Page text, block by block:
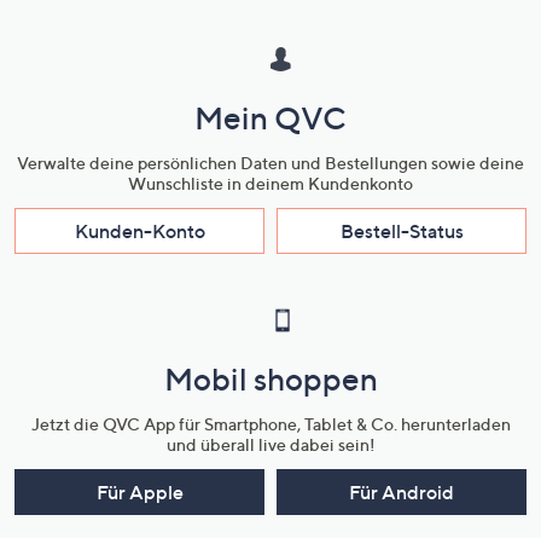
Mein QVC
Verwalte deine persönlichen Daten und Bestellungen sowie deine
Wunschliste in deinem Kundenkonto
Kunden-Konto Bestell-Status
Mobil shoppen
Jetzt die QVC App für Smartphone, Tablet & Co. herunterladen
und überall live dabei sein!
Für Apple Für Android